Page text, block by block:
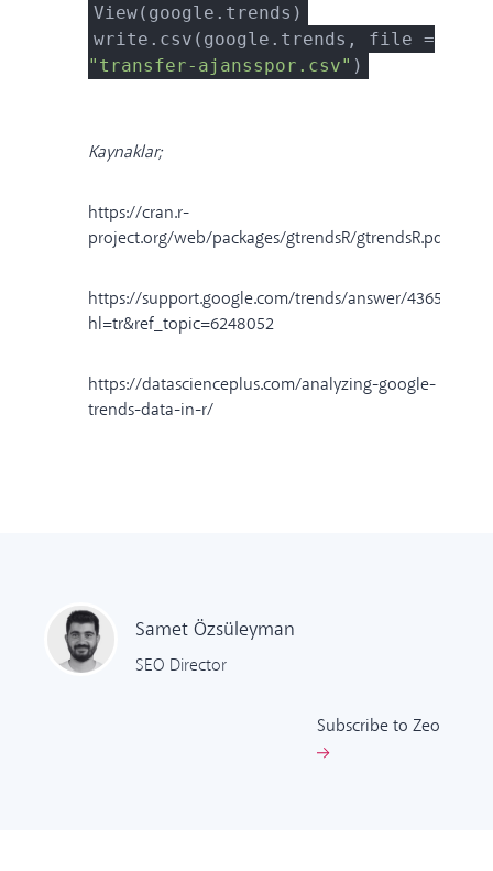
View(google.trends)
write.csv(google.trends, file =
"transfer-ajansspor.csv" )
Kaynaklar;
https://cran.r-
project.org/web/packages/gtrendsR/gtrendsR.pdf
https://support.google.com/trends/answer/4365533?
hl=tr&ref_topic=6248052
https://datascienceplus.com/analyzing-google-
trends-data-in-r/
Samet Özsüleyman
SEO Director
Subscribe to Zeo